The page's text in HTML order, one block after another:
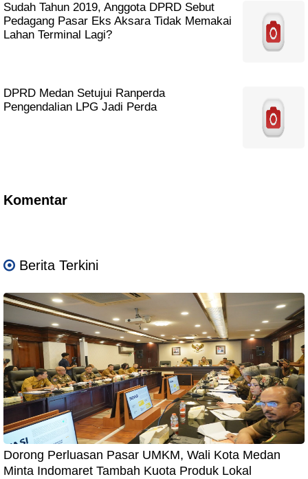
Sudah Tahun 2019, Anggota DPRD Sebut
Pedagang Pasar Eks Aksara Tidak Memakai
Lahan Terminal Lagi?
DPRD Medan Setujui Ranperda
Pengendalian LPG Jadi Perda
Komentar
Berita Terkini
Dorong Perluasan Pasar UMKM, Wali Kota Medan
Minta Indomaret Tambah Kuota Produk Lokal